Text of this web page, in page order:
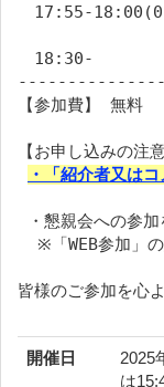
17:55-
18:30-　　　　
【参加費】 無料
【お申し込みの注意
・「紹介者又は
・懇親会への参
※「WEB参加」の
皆様のご参加を心
開催日
2025
は